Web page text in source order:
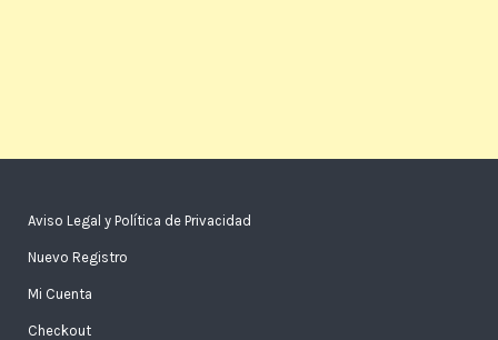
Aviso Legal y Política de Privacidad
Nuevo Registro
Mi Cuenta
Checkout